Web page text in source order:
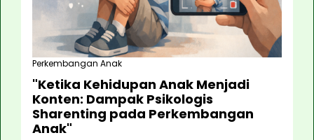
Perkembangan Anak
"Ketika Kehidupan Anak Menjadi
Konten: Dampak Psikologis
Sharenting pada Perkembangan
Anak"